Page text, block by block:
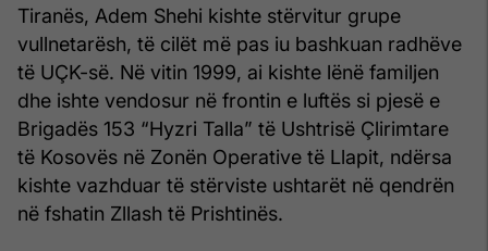
Tiranës, Adem Shehi kishte stërvitur grupe
vullnetarësh, të cilët më pas iu bashkuan radhëve
të UÇK-së. Në vitin 1999, ai kishte lënë familjen
dhe ishte vendosur në frontin e luftës si pjesë e
Brigadës 153 “Hyzri Talla” të Ushtrisë Çlirimtare
të Kosovës në Zonën Operative të Llapit, ndërsa
kishte vazhduar të stërviste ushtarët në qendrën
në fshatin Zllash të Prishtinës.